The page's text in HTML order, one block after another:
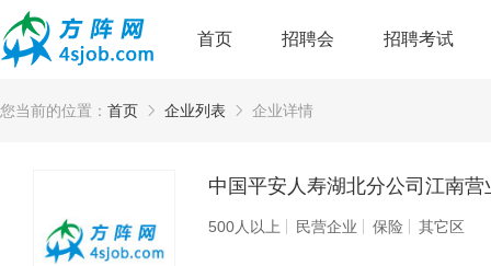
首页 招聘会 招聘考试
您当前的位置： 首页 企业列表 企业详情
中国平安人寿湖北分公司江南营
500人以上 民营企业 保险 其它区